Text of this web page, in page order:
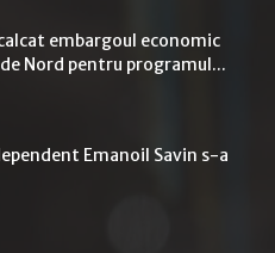
embargoul economic
Nord pentru programul...
Emanoil Savin s-a